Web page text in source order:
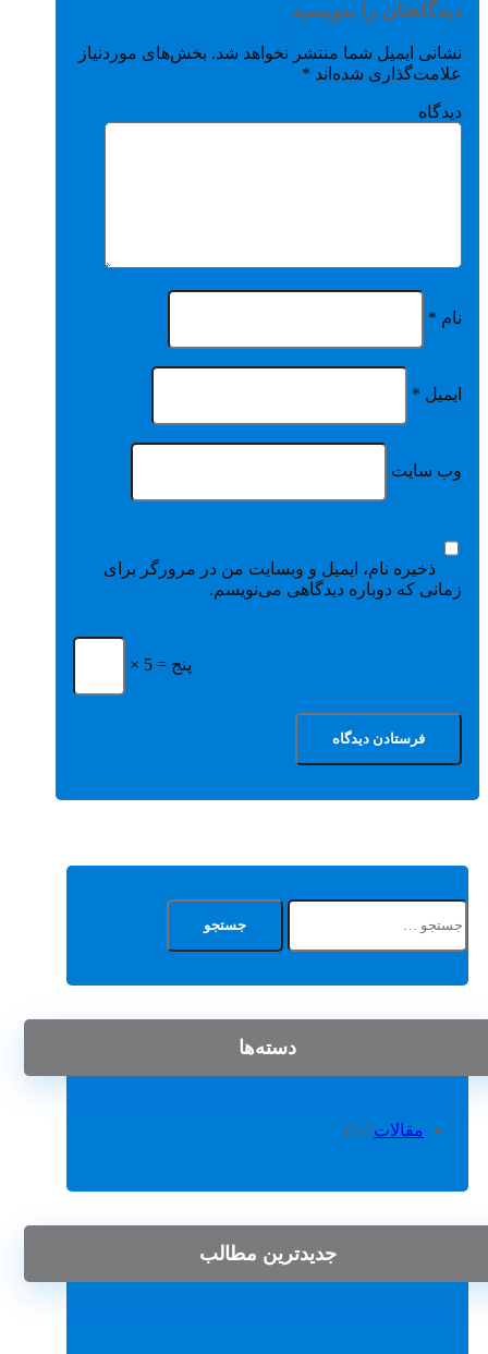
دیدگاهتان را بنویسید
نشانی ایمیل شما منتشر نخواهد شد. بخش‌های موردنیاز
علامت‌گذاری شده‌اند *
دیدگاه
نام *
ایمیل *
وب‌ سایت
ذخیره نام، ایمیل و وبسایت من در مرورگر برای
زمانی که دوباره دیدگاهی می‌نویسم.
× 5 = پنج
جستجو
برای:
دسته‌ها
مقالات(67)
جدیدترین مطالب